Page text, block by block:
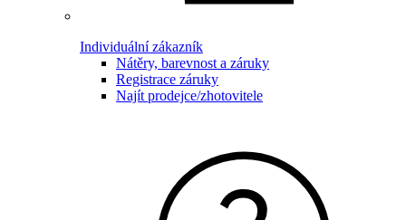
Individuální zákazník
Nátěry, barevnost a záruky
Registrace záruky
Najít prodejce/zhotovitele